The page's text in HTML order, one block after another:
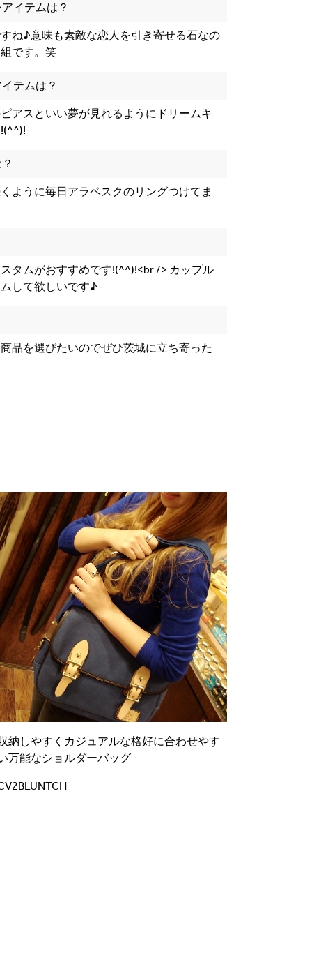
イテムは？
ね♪意味も素敵な恋人を引き寄せる石なの
です。笑
テムは？
アスといい夢が見れるようにドリームキ
ように毎日アラベスクのリングつけてま
タムがおすすめです!(^^)!<br /> カップル
して欲しいです♪
品を選びたいのでぜひ茨城に立ち寄った
納しやすくカジュアルな格好に合わせやす
万能なショルダーバッグ